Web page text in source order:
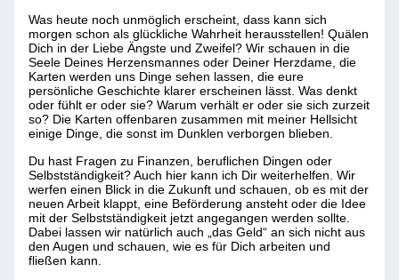
Was heute noch unmöglich erscheint, dass kann sich
morgen schon als glückliche Wahrheit herausstellen! Quälen
Dich in der Liebe Ängste und Zweifel? Wir schauen in die
Seele Deines Herzensmannes oder Deiner Herzdame, die
Karten werden uns Dinge sehen lassen, die eure
persönliche Geschichte klarer erscheinen lässt. Was denkt
oder fühlt er oder sie? Warum verhält er oder sie sich zurzeit
so? Die Karten offenbaren zusammen mit meiner Hellsicht
einige Dinge, die sonst im Dunklen verborgen blieben.
Du hast Fragen zu Finanzen, beruflichen Dingen oder
Selbstständigkeit?Auch hier kann ich Dir weiterhelfen. Wir
werfen einen Blick in die Zukunft und schauen, ob es mit der
neuen Arbeit klappt, eine Beförderung ansteht oder die Idee
mit der Selbstständigkeit jetzt angegangen werden sollte.
Dabei lassen wir natürlich auch „das Geld“ an sich nicht aus
den Augen und schauen, wie es für Dich arbeiten und
fließen kann.